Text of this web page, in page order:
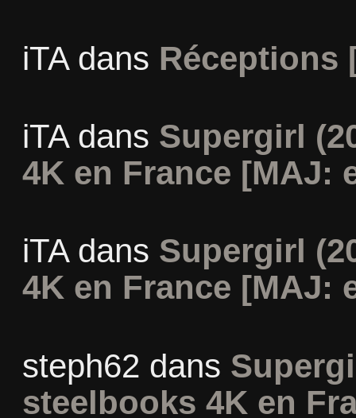
iTAdans Réceptions
iTAdans Supergirl
4K en France [MAJ:
iTAdans Supergirl
4K en France [MAJ:
steph62 dans
steelbooks 4K en